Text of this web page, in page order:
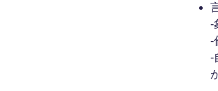
-
-
-